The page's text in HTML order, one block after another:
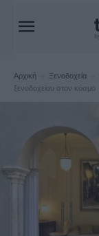
Αρχική Ξενοδοχεία
ξενοδοχείου στον κόσμο